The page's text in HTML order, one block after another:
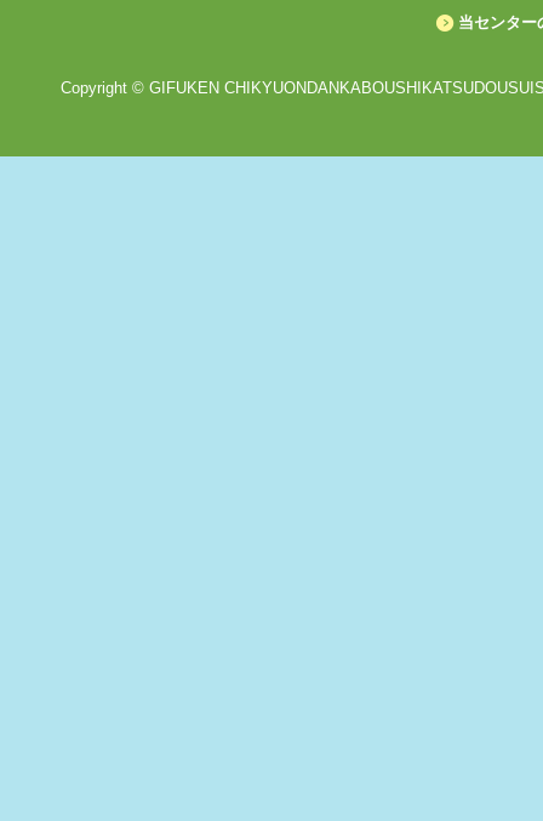
当センター
Copyright © GIFUKEN